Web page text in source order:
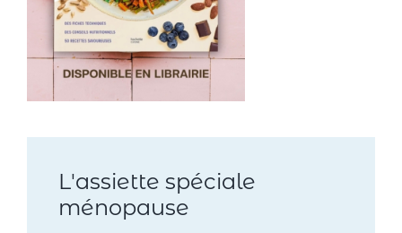
L'assiette spéciale
ménopause